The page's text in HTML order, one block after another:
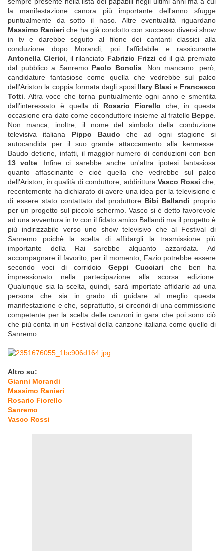
la manifestazione canora più importante dell'anno sfugge
puntualmente da sotto il naso. Altre eventualità riguardano
Massimo Ranieri che ha già condotto con successo diversi show
in tv e darebbe seguito al filone dei cantanti classici alla
conduzione dopo Morandi, poi l'affidabile e rassicurante
Antonella Clerici , il rilanciato Fabrizio Frizzi ed il già premiato
dal pubblico a Sanremo Paolo Bonolis . Non mancano. però,
candidature fantasiose come quella che vedrebbe sul palco
dell'Ariston la coppia formata dagli sposi Ilary Blasi e Francesco
Totti . Altra voce che torna puntualmente ogni anno e smentita
dall'interessato è quella di Rosario Fiorello che, in questa
occasione era dato come coconduttore insieme al fratello Beppe
Non manca, inoltre, il nome del simbolo della conduzione
televisiva italiana Pippo Baudo che ad ogni stagione si
autocandida per il suo grande attaccamento alla kermesse:
Baudo detiene, infatti, il maggior numero di conduzioni con ben
13 volte . Infine ci sarebbe anche un'altra ipotesi fantasiosa
quanto affascinante e cioè quella che vedrebbe sul palco
dell'Ariston, in qualità di conduttore, addirittura Vasco Rossi che,
recentemente ha dichiarato di avere una idea per la televisione e
di essere stato contattato dal produttore Bibi Ballandi proprio
per un progetto sul piccolo schermo. Vasco si è detto favorevole
ad una avventura in tv con il fidato amico Ballandi ma il progetto è
più indirizzabile verso uno show televisivo che al Festival di
Sanremo poichè la scelta di affidargli la trasmissione più
importante della Rai sarebbe alquanto azzardata. Ad
accompagnare il favorito, per il momento, Fazio potrebbe essere
secondo voci di corridoio Geppi Cucciari che ben ha
impressionato nella partecipazione alla scorsa edizione.
Qualunque sia la scelta, quindi, sarà importate affidarlo ad una
persona che sia in grado di guidare al meglio questa
manifestazione e che, soprattutto, si circondi di una commissione
competente per la scelta delle canzoni in gara che poi sono ciò
che più conta in un Festival della canzone italiana come quello di
Sanremo.
Altro su:
Gianni Morandi
Massimo Ranieri
Rosario Fiorello
Sanremo
Vasco Rossi